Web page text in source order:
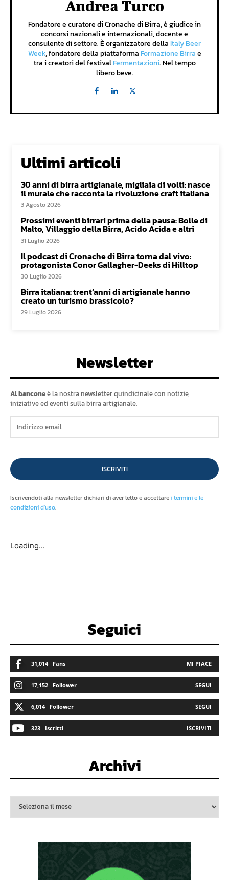
Andrea Turco
Fondatore e curatore di Cronache di Birra, è giudice in
concorsi nazionali e internazionali, docente e
consulente di settore. È organizzatore della Italy Beer
Week, fondatore della piattaforma Formazione Birrae
tra i creatori del festivalFermentazioni. Nel tempo
libero beve.
Ultimi articoli
30 anni di birra artigianale, migliaia di volti: nasce
il murale che racconta la rivoluzione craft italiana
3 Agosto 2026
Prossimi eventi birrari prima della pausa: Bolle di
Malto, Villaggio della Birra, Acido Acida e altri
31 Luglio 2026
Il podcast di Cronache di Birra torna dal vivo:
protagonista Conor Gallagher-Deeks di Hilltop
30 Luglio 2026
Birra italiana: trent’anni di artigianale hanno
creato un turismo brassicolo?
29 Luglio 2026
Newsletter
Al banconeè la nostra newsletter quindicinale con notizie,
iniziative ed eventi sulla birra artigianale.
ISCRIVITI
Iscrivendoti alla newsletter dichiari di aver letto e accettarei termini e le
condizioni d'uso.
Loading...
Seguici
31,014 Fans MI PIACE
17,152 Follower SEGUI
6,014 Follower SEGUI
323 Iscritti ISCRIVITI
Archivi